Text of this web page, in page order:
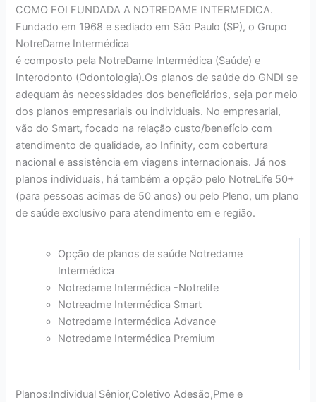
COMO FOI FUNDADA A NOTREDAME INTERMEDICA.
Fundado em 1968 e sediado em São Paulo (SP), o Grupo
NotreDame Intermédica
é composto pela NotreDame Intermédica (Saúde) e
Interodonto (Odontologia).Os planos de saúde do GNDI se
adequam às necessidades dos beneficiários, seja por meio
dos planos empresariais ou individuais. No empresarial,
vão do Smart, focado na relação custo/benefício com
atendimento de qualidade, ao Infinity, com cobertura
nacional e assistência em viagens internacionais. Já nos
planos individuais, há também a opção pelo NotreLife 50+
(para pessoas acimas de 50 anos) ou pelo Pleno, um plano
de saúde exclusivo para atendimento em e região.
Opção de planos de saúde Notredame
Intermédica
Notredame Intermédica -Notrelife
Notreadme Intermédica Smart
Notredame Intermédica Advance
Notredame Intermédica Premium
Planos:Individual Sênior,Coletivo Adesão,Pme e